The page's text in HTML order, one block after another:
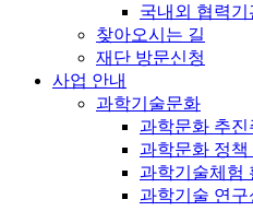
국내외 협력기
찾아오시는 길
재단 방문신청
사업 안내
과학기술문화
과학문화 추진
과학문화 정책
과학기술체험
과학기술 연구